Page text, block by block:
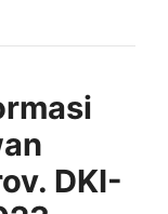
DKI-